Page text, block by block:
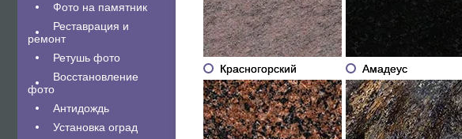
Фото на памятник
Реставрация и
ремонт
Ретушь фото
Восстановление
фото
Антидождь
Установка оград
Красногорский Амадеус